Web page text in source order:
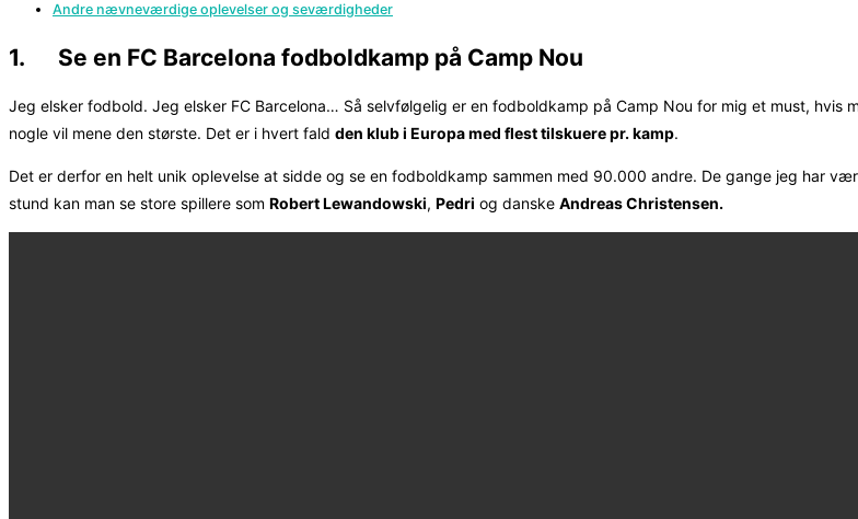
Andre nævneværdige oplevelser og seværdigheder
1. Se en FC Barcelona fodboldkamp på Camp Nou
Jeg elsker fodbold. Jeg elsker FC Barcelona… Så selvfølgelig er en fodboldkamp på Camp Nou for mig et must, hvis
nogle vil mene den største. Det er i hvert fald den klub i Europa med flest tilskuere pr. kamp.
Det er derfor en helt unik oplevelse at sidde og se en fodboldkamp sammen med 90.000 andre. De gange jeg har
stund kan man se store spillere som Robert Lewandowski, Pedri og danske Andreas Christensen.